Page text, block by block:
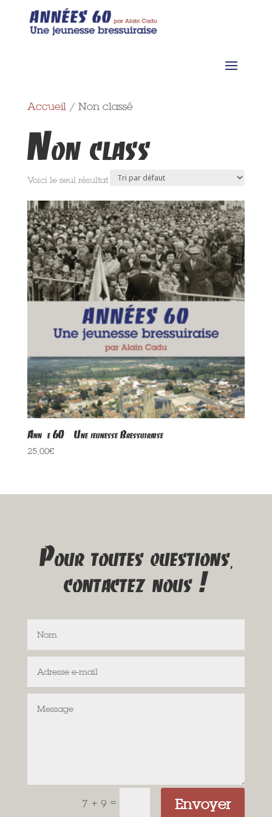
Accueil / Non classé
Non classé
Voici le seul résultat
Année 60 – Une jeunesse Bressuiraise
25,00€
Pour toutes questions,
contactez nous !
7 + 9 = Envoyer